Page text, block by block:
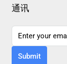
通讯
Submit